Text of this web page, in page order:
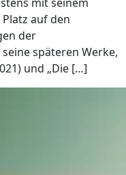
Platz auf den
der
späteren Werke,
und „Die […]